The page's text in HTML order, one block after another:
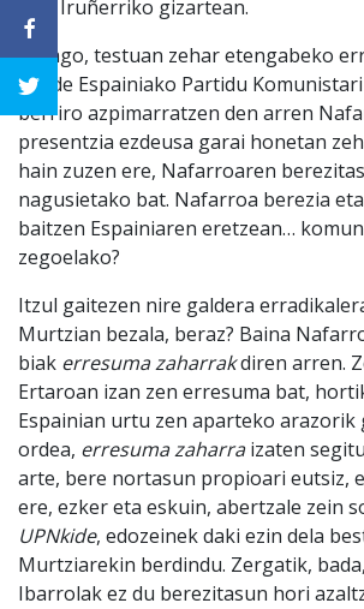
izan Iruñerriko gizartean.
Areago, testuan zehar etengabeko
daude Espainiako Partidu Komunistari
berriro azpimarratzen den arren
presentzia ezdeusa garai honetan
hain zuzen ere, Nafarroaren
nagusietako bat. Nafarroa berezia
baitzen Espainiaren eretzean…
zegoelako?
Itzul gaitezen nire galdera
Murtzian bezala, beraz? Baina
biak erresuma zaharrakdiren arren.
Ertaroan izan zen erresuma bat,
Espainian urtu zen aparteko arazorik
ordea, erresuma zaharraizaten
arte, bere nortasun propioari eutsiz,
ere, ezker eta eskuin, abertzale zein
UPNkide, edozeinek daki ezin dela
Murtziarekin berdindu. Zergatik,
Ibarrolak ez du berezitasun hori